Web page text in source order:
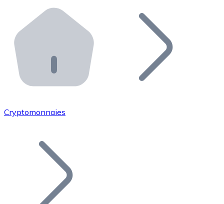
Distributeurs automatiques Bitnovo
Intégrez un ATM Bitnovo dans votre entreprise et
API Bitnovo
Intégrez notre API dans votre écosystème.
Rejoignez notre réseau de distributeurs et
Ajoutez le token de votre projet à notre service
Cryptomonnaies